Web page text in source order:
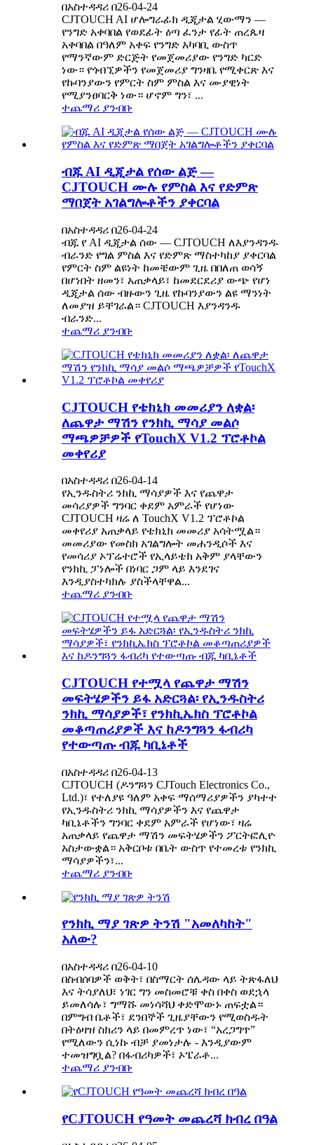
በአስተዳዳሪ በ26-04-24
CJTOUCH AI ሆሎግራፊክ ዲጂታል ሂውማን —
የንግድ አቀባበል የወደፊት ዕጣ ፈንታ የፊት ጠረጴዛ
አቀባበል በዓለም አቀፍ የንግድ አካባቢ ውስጥ
የማንኛውም ድርጅት የመጀመሪያው የንግድ ካርድ
ነው። የጎብኚዎችን የመጀመሪያ ግንዛቤ የሚቀርጽ እና
የኩባንያውን የምርት ስም ምስል እና ሙያዊነት
የሚያንፀባርቅ ነው። ሆኖም ግን፣ ...
ተጨማሪ ያንብቡ
ብጁ AI ዲጂታል የሰው ልጅ —
CJTOUCH ሙሉ የምስል እና የድምጽ
ማበጀት አገልግሎቶችን ያቀርባል
በአስተዳዳሪ በ26-04-24
ብጁ የ AI ዲጂታል ሰው — CJTOUCH ለእያንዳንዱ
ብራንድ የግል ምስል እና የድምጽ ማስተካከያ ያቀርባል
የምርት ስም ልዩነት ከመቼውም ጊዜ በበለጠ ወሳኝ
በሆነበት ዘመን፣ አጠቃላይ፣ ከመደርደሪያ ውጭ የሆነ
ዲጂታል ሰው ብዙውን ጊዜ የኩባንያውን ልዩ ማንነት
ለመያዝ ይቸገራል። CJTOUCH እያንዳንዱ
ብራንድ...
ተጨማሪ ያንብቡ
CJTOUCH የቴክኒክ መመሪያን ለቋል፡
ለጨዋታ ማሽን የንክኪ ማሳያ መልሶ
ማጫዎቻዎች የTouchX V1.2 ፕሮቶኮል
መቀየሪያ
በአስተዳዳሪ በ26-04-14
የኢንዱስትሪ ንክኪ ማሳያዎች እና የጨዋታ
መሳሪያዎች ግንባር ቀደም አምራች የሆነው
CJTOUCH ዛሬ ለ TouchX V1.2 ፕሮቶኮል
መቀየሪያ አጠቃላይ የቴክኒክ መመሪያ አሳትሟል።
መመሪያው የመስክ አገልግሎት መሐንዲሶች እና
የመሳሪያ ኦፕሬተሮች የኢላይቴክ አቅም ያላቸውን
የንክኪ ፓነሎች በነባር ጋም ላይ እንደገና
እንዲያስተካክሉ ያስችላቸዋል...
ተጨማሪ ያንብቡ
CJTOUCH የተሟላ የጨዋታ ማሽን
መፍትሄዎችን ይፋ አድርጓል፡ የኢንዱስትሪ
ንክኪ ማሳያዎች፣ የንክኪኤክስ ፕሮቶኮል
መቆጣጠሪያዎች እና ከዶንግጓን ፋብሪካ
የተውጣጡ ብጁ ካቢኔቶች
በአስተዳዳሪ በ26-04-13
CJTOUCH (ዶንግጓን CJTouch Electronics Co.,
Ltd.)፣ የተለያዩ ዓለም አቀፍ ማሰማሪያዎችን ያካተተ
የኢንዱስትሪ ንክኪ ማሳያዎችን እና የጨዋታ
ካቢኔቶችን ግንባር ቀደም አምራች የሆነው፣ ዛሬ
አጠቃላይ የጨዋታ ማሽን መፍትሄዎችን ፖርትፎሊዮ
አስታውቋል። አቅርቦቱ በቤት ውስጥ የተመረቱ የንክኪ
ማሳያዎችን፣...
ተጨማሪ ያንብቡ
የንክኪ ማያ ገጽዎ ትንሽ "አመለካከት"
አለው?
በአስተዳዳሪ በ26-04-10
በስብሰባዎች ወቅት፣ በስማርት ሰሌዳው ላይ ትጽፋለህ
እና ትሳያለህ፣ ነገር ግን መስመሮቹ ቀስ በቀስ ወደኋላ
ይመለሳሉ፣ ግማሹ መነሳሻህ ቀድሞውኑ ጠፍቷል።
በምግብ ቤቶች፣ ደንበኞች ጊዜያቸውን የሚወስዱት
በትዕዛዝ ስክሪን ላይ በመምረጥ ነው፣ “አረጋግጥ”
የሚለውን ሲነኩ ብቻ ያመነታሉ - እንዲያውም
ተመዝግቧል? በፋብሪካዎች፣ ኦፔራቶ...
ተጨማሪ ያንብቡ
የCJTOUCH የዓመት መጨረሻ ክብረ በዓል